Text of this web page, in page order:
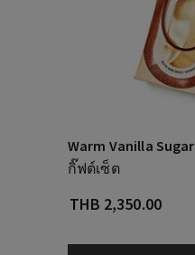
Warm Vanilla Sugar
กิ๊ฟต์เซ็ต
THB 2,350.00